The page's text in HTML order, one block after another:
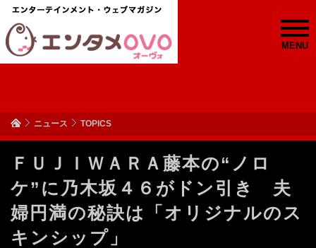
MENU
ニュース TOPICS
ＦＵＪＩＷＡＲＡ藤本の“ノロ
ケ”に乃木坂４６がドン引き 夫
婦円満の秘訣は「オリジナルのス
キンシップ」